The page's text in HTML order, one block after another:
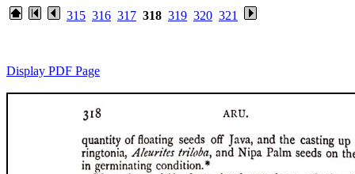
315 316 317 318 319 320 321
Display PDF Page